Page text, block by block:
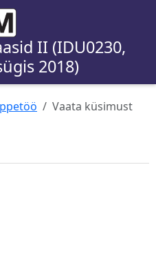
II (IDU0230,
2018)
Vaata küsimust